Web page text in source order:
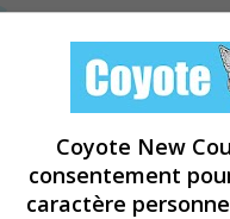
Coyote New
consentement
caractère